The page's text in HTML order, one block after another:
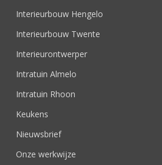
Interieurbouw Hengelo
Interieurbouw Twente
Interieurontwerper
Intratuin Almelo
Intratuin Rhoon
Keukens
Nieuwsbrief
Onze werkwijze